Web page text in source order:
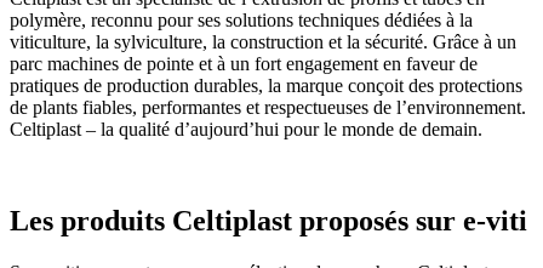
polymère, reconnu pour ses solutions techniques dédiées à la
viticulture, la sylviculture, la construction et la sécurité. Grâce à un
parc machines de pointe et à un fort engagement en faveur de
pratiques de production durables, la marque conçoit des protections
de plants fiables, performantes et respectueuses de l’environnement.
Celtiplast – la qualité d’aujourd’hui pour le monde de demain.
Les produits Celtiplast proposés sur e-viti